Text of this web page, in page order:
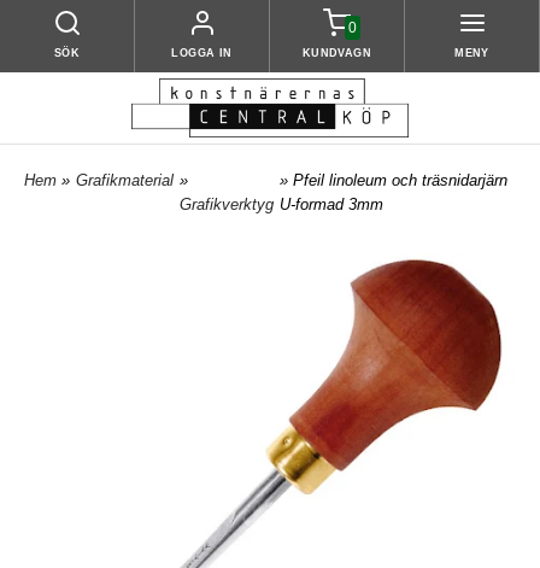
SÖK LOGGA IN
0
KUNDVAGN MENY
Hem » Grafikmaterial »
Grafikverktyg
» Pfeil linoleum och träsnidarjärn
U-formad 3mm